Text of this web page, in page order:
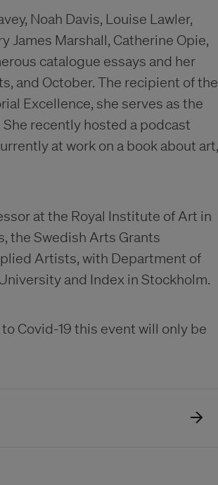
Noah Davis, Louise Lawler,
James Marshall, Catherine Opie,
catalogue essays and her
and October. The recipient of the
Excellence, she serves as the
recently hosted a podcast
at work on a book about art,
at the Royal Institute of Art in
the Swedish Arts Grants
Artists, with Department of
and Index in Stockholm.
Covid-19 this event will only be